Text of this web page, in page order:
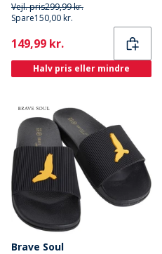
Vejl. pris299,99 kr.
Spare150,00 kr.
Current
149,99 kr.
Halv pris eller mindre
Brave Soul